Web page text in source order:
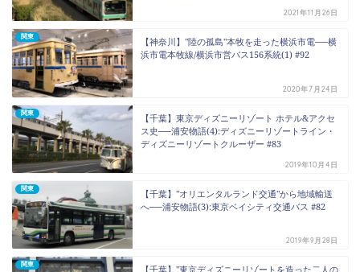
2021年11月26日
関東
【神奈川】"陸の孤島"本牧を走った横浜市電──横
浜市電本牧線/横浜市営バス156系統(1) #92
2020年7月24日
関東
【千葉】東京ディズニーリゾート ホテル&アクセ
ス史──浦安物語(4):ディズニーリゾートライン・
ディズニーリゾートクルーザー #83
2019年10月4日
関東
【千葉】"オリエンタルランド交通"から地域輸送
へ──浦安物語(3):東京ベイシティ交通バス #82
2019年9月28日
関東
【千葉】"東京ディズニーリゾートを造った二人の